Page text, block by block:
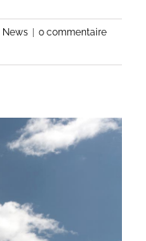
News
0 commentaire